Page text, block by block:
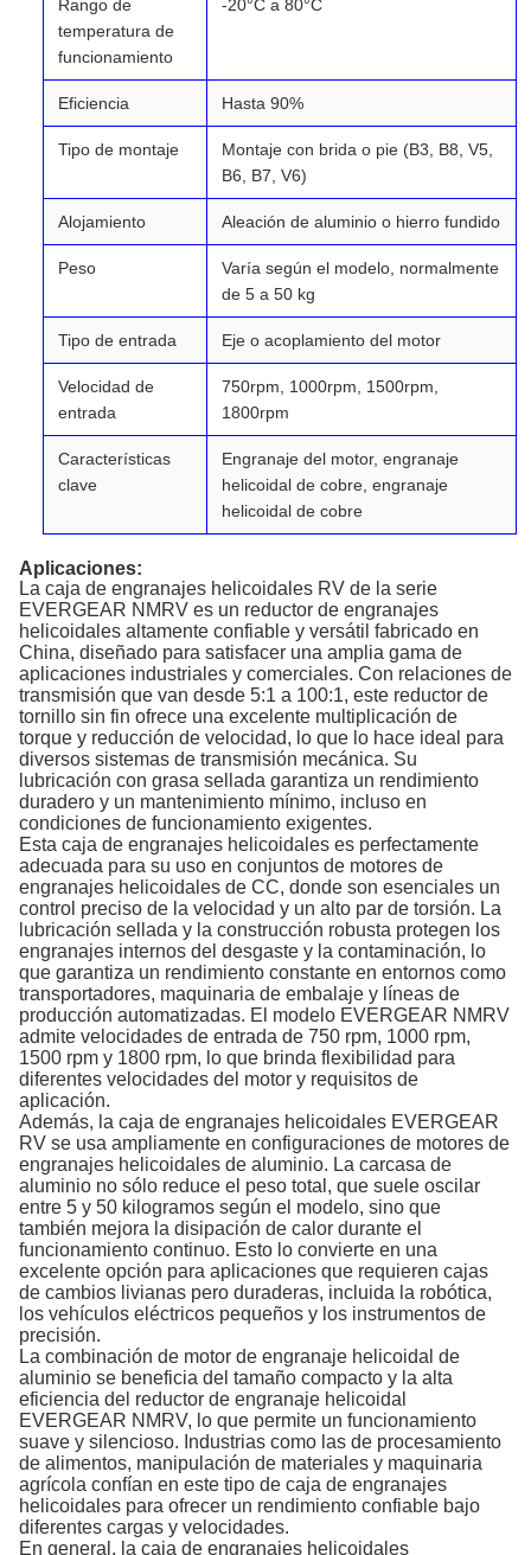
Rango de
temperatura de
funcionamiento
-20°C a 80°C
Eficiencia Hasta 90%
Tipo de montaje
Montaje con brida o pie (B3, B8, V5,
B6, B7, V6)
Alojamiento Aleación de aluminio o hierro fundido
Peso
Varía según el modelo, normalmente
de 5 a 50 kg
Tipo de entrada Eje o acoplamiento del motor
Velocidad de
entrada
750rpm, 1000rpm, 1500rpm,
1800rpm
Características
clave
Engranaje del motor, engranaje
helicoidal de cobre, engranaje
helicoidal de cobre
Aplicaciones:
La caja de engranajes helicoidales RV de la serie
EVERGEAR NMRV es un reductor de engranajes
helicoidales altamente confiable y versátil fabricado en
China, diseñado para satisfacer una amplia gama de
aplicaciones industriales y comerciales. Con relaciones de
transmisión que van desde 5:1 a 100:1, este reductor de
tornillo sin fin ofrece una excelente multiplicación de
torque y reducción de velocidad, lo que lo hace ideal para
diversos sistemas de transmisión mecánica. Su
lubricación con grasa sellada garantiza un rendimiento
duradero y un mantenimiento mínimo, incluso en
condiciones de funcionamiento exigentes.
Esta caja de engranajes helicoidales es perfectamente
adecuada para su uso en conjuntos de motores de
engranajes helicoidales de CC, donde son esenciales un
control preciso de la velocidad y un alto par de torsión. La
lubricación sellada y la construcción robusta protegen los
engranajes internos del desgaste y la contaminación, lo
que garantiza un rendimiento constante en entornos como
transportadores, maquinaria de embalaje y líneas de
producción automatizadas. El modelo EVERGEAR NMRV
admite velocidades de entrada de 750 rpm, 1000 rpm,
1500 rpm y 1800 rpm, lo que brinda flexibilidad para
diferentes velocidades del motor y requisitos de
aplicación.
Además, la caja de engranajes helicoidales EVERGEAR
RV se usa ampliamente en configuraciones de motores de
engranajes helicoidales de aluminio. La carcasa de
aluminio no sólo reduce el peso total, que suele oscilar
entre 5 y 50 kilogramos según el modelo, sino que
también mejora la disipación de calor durante el
funcionamiento continuo. Esto lo convierte en una
excelente opción para aplicaciones que requieren cajas
de cambios livianas pero duraderas, incluida la robótica,
los vehículos eléctricos pequeños y los instrumentos de
precisión.
La combinación de motor de engranaje helicoidal de
aluminio se beneficia del tamaño compacto y la alta
eficiencia del reductor de engranaje helicoidal
EVERGEAR NMRV, lo que permite un funcionamiento
suave y silencioso. Industrias como las de procesamiento
de alimentos, manipulación de materiales y maquinaria
agrícola confían en este tipo de caja de engranajes
helicoidales para ofrecer un rendimiento confiable bajo
diferentes cargas y velocidades.
En general, la caja de engranajes helicoidales